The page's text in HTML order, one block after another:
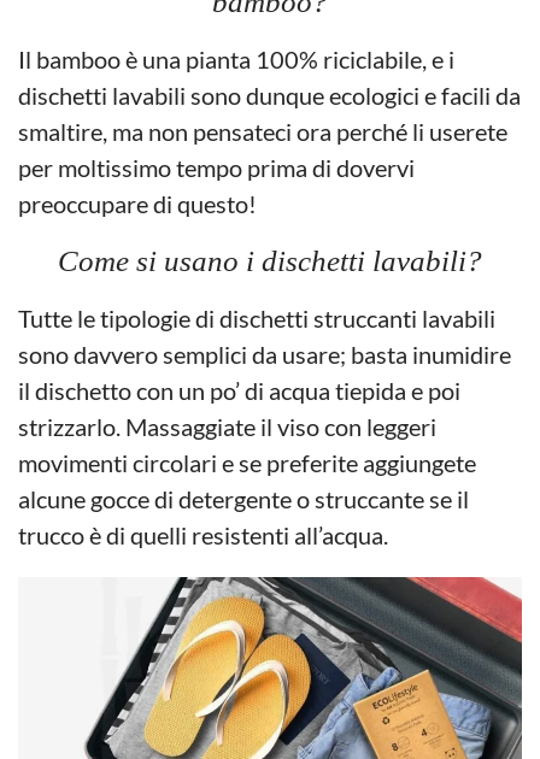
Il bamboo è una pianta 100% riciclabile, e i
dischetti lavabili sono dunque ecologici e facili da
smaltire, ma non pensateci ora perché li userete
per moltissimo tempo prima di dovervi
preoccupare di questo!
Come si usano i dischetti lavabili?
Tutte le tipologie di dischetti struccanti lavabili
sono davvero semplici da usare; basta inumidire
il dischetto con un po’ di acqua tiepida e poi
strizzarlo. Massaggiate il viso con leggeri
movimenti circolari e se preferite aggiungete
alcune gocce di detergente o struccante se il
trucco è di quelli resistenti all’acqua.